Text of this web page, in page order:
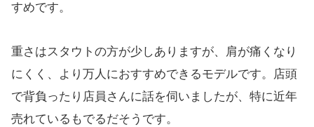
すめです。
重さはスタウトの方が少しありますが、肩が痛くなり
にくく、より万人におすすめできるモデルです。店頭
で背負ったり店員さんに話を伺いましたが、特に近年
売れているもでるだそうです。